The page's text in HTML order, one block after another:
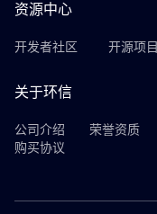
资源中心
开发者社区 开源项目
关于环信
公司介绍 荣誉资质
购买协议